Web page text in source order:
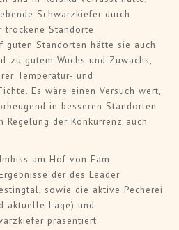
Schwarzkiefer durch
trockene Standorte
guten Standorten hätte sie auch
zu gutem Wuchs und Zuwachs,
Temperatur- und
Es wäre einen Versuch wert,
in besseren Standorten
Regelung der Konkurrenz auch
am Hof von Fam.
der des Leader
sowie die aktive Pecherei
aktuelle Lage) und
präsentiert.